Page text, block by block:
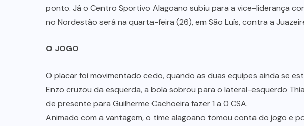
ponto. Já o Centro Sportivo Alagoano subiu para a vice-liderança
no Nordestão será na quarta-feira (26), em São Luís, contra a
O JOGO
O placar foi movimentado cedo, quando as duas equipes ainda se
Enzo cruzou da esquerda, a bola sobrou para o lateral-esquerdo
de presente para Guilherme Cachoeira fazer 1 a 0 CSA.
Animado com a vantagem, o time alagoano tomou conta do jogo e